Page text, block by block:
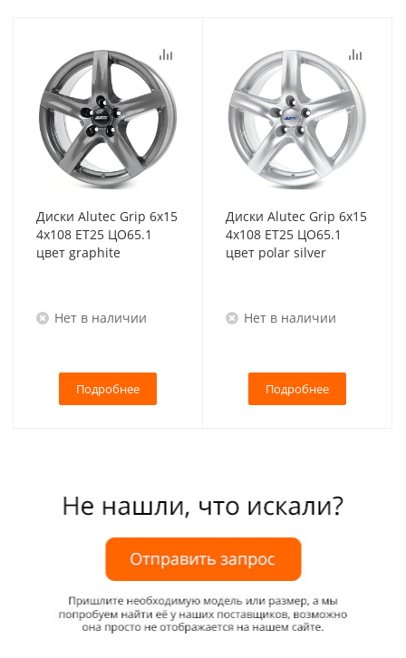
Диски Alutec Grip 6x15
4x108 ET25 ЦО65.1
цвет graphite
Нет в наличии
Подробнее
Диски Alutec Grip 6x15
4x108 ET25 ЦО65.1
цвет polar silver
Нет в наличии
Подробнее